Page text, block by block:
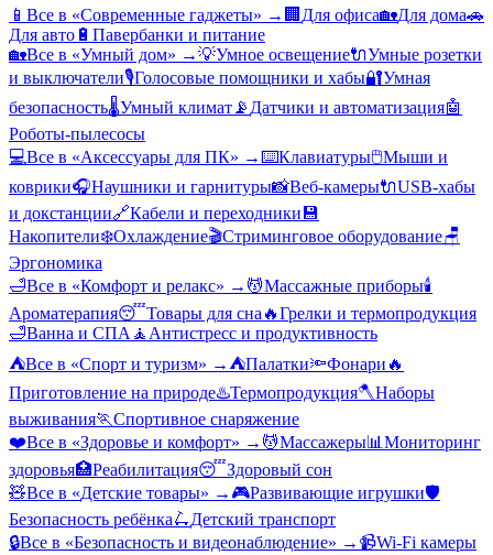
📱 Все в «Современные гаджеты» → 🏢 Для офиса🏡Для дома🚗
Для авто 🔋 Павербанки и питание
🏡Все в «Умный дом» →💡Умное освещение🔌Умные розетки
и выключатели🎙️Голосовые помощники и хабы🔐Умная
безопасность🌡️Умный климат 📡 Датчики и автоматизация🤖
Роботы-пылесосы
💻Все в «Аксессуары для ПК» →⌨️Клавиатуры🖱️Мыши и
коврики🎧Наушники и гарнитуры📸Веб-камеры🔌USB-хабы
и докстанции🔗Кабели и переходники 💾
Накопители❄️Охлаждение🎬Стриминговое оборудование🪑
Эргономика
🛁Все в «Комфорт и релакс» → 💆Массажные приборы🕯️
Ароматерапия😴Товары для сна 🔥Грелки и термопродукция
🛁Ванна и СПА 🧘 Антистресс и продуктивность
⛺Все в «Спорт и туризм» → ⛺Палатки🔦Фонари 🔥
Приготовление на природе♨️Термопродукция🪓Наборы
выживания🏃Спортивное снаряжение
❤️Все в «Здоровье и комфорт» → 💆Массажеры📊 Мониторинг
здоровья🏥Реабилитация😴Здоровый сон
🧸Все в «Детские товары» → 🎮Развивающие игрушки🛡️
Безопасность ребёнка🛴Детский транспорт
🔒Все в «Безопасность и видеонаблюдение» → 📹Wi-Fi камеры